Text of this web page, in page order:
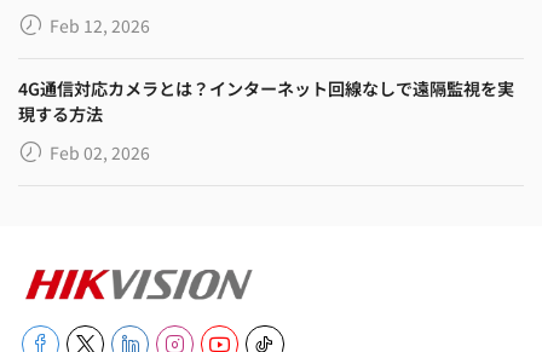
Feb 12, 2026
4G通信対応カメラとは？インターネット回線なしで遠隔監視を実
現する方法
Feb 02, 2026